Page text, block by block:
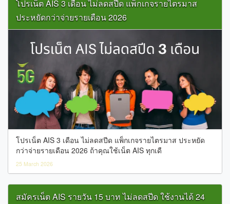
โปรเน็ต AIS 3 เดือน ไม่ลดสปีด แพ็กเกจรายไตรมาส
ประหยัดกว่าจ่ายรายเดือน 2026
โปรเน็ต AIS 3 เดือน ไม่ลดสปีด แพ็กเกจรายไตรมาส ประหยัด
กว่าจ่ายรายเดือน 2026 ถ้าคุณใช้เน็ต AIS ทุกเดื
25 March 2026
สมัครเน็ต AIS รายวัน 15 บาท ไม่ลดสปีด ใช้งานได้ 24